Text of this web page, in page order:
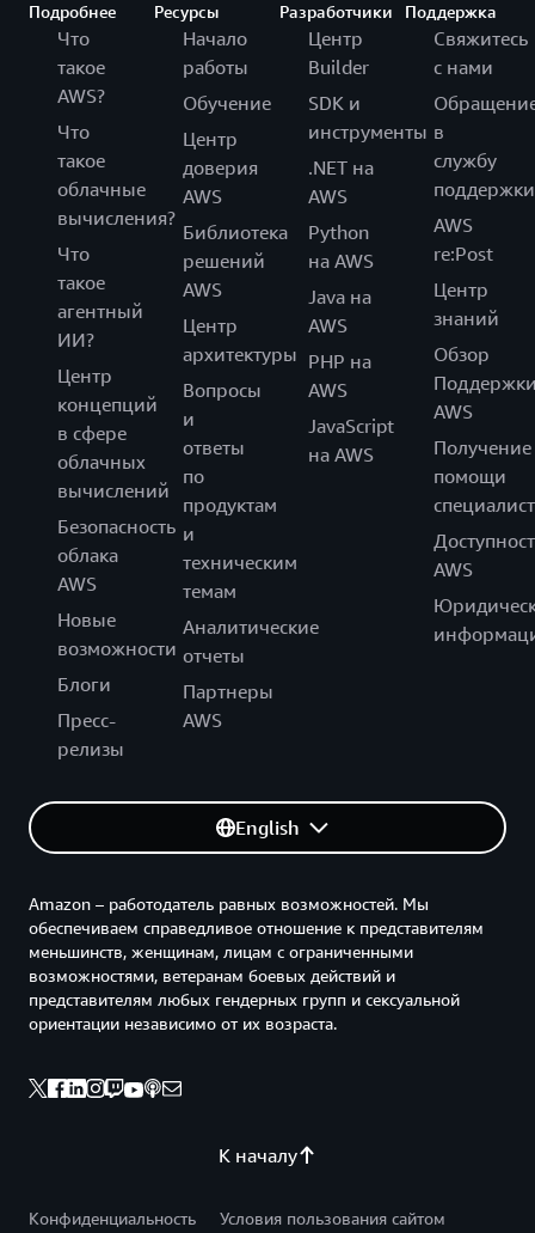
Подробнее
Что
такое
AWS?
Что
такое
облачные
вычисления?
Что
такое
агентный
ИИ?
Центр
концепций
в сфере
облачных
вычислений
Безопасность
облака
AWS
Новые
возможности
Блоги
Пресс-
релизы
Ресурсы
Начало
работы
Обучение
Центр
доверия
AWS
Библиотека
решений
AWS
Центр
архитектуры
Вопросы
и
ответы
по
продуктам
и
техническим
темам
Аналитические
отчеты
Партнеры
AWS
Разработчики
Центр
Builder
SDK и
инструменты
.NET на
AWS
Python
на AWS
Java на
AWS
PHP на
AWS
JavaScript
на AWS
Поддержка
Свяжитесь
с нами
в
службу
поддержки
AWS
re:Post
Центр
знаний
Обзор
AWS
Получение
помощи
AWS
English
К началу
Amazon – работодатель равных возможностей. Мы
обеспечиваем справедливое отношение к представителям
меньшинств, женщинам, лицам с ограниченными
возможностями, ветеранам боевых действий и
представителям любых гендерных групп и сексуальной
ориентации независимо от их возраста.
Конфиденциальность Условия пользования сайтом